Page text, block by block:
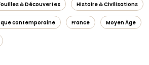
& Découvertes Histoire & Civilisations
contemporaine France Moyen Âge